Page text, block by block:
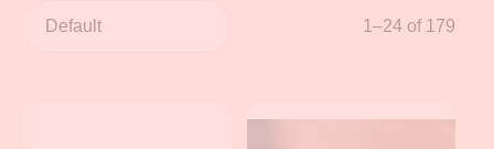
1–24 of 179